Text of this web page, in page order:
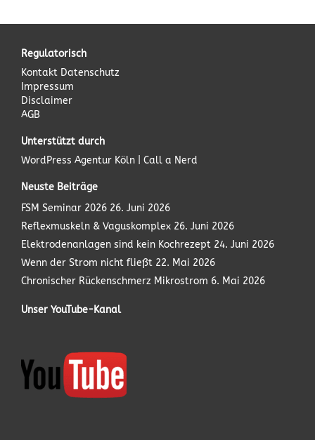
Regulatorisch
Kontakt Datenschutz
Impressum
Disclaimer
AGB
Unterstützt durch
WordPress Agentur Köln | Call a Nerd
Neuste Beiträge
FSM Seminar 2026 26. Juni 2026
Reflexmuskeln & Vaguskomplex 26. Juni 2026
Elektrodenanlagen sind kein Kochrezept 24. Juni 2026
Wenn der Strom nicht fließt 22. Mai 2026
Chronischer Rückenschmerz Mikrostrom 6. Mai 2026
Unser YouTube-Kanal